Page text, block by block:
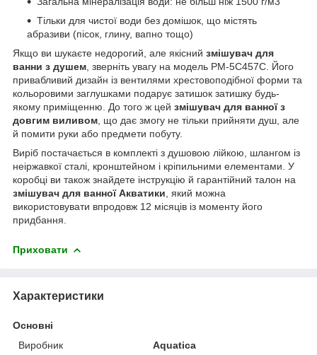
Тільки для чистої води без домішок, що містять
абразиви (пісок, глину, вапно тощо)
Якщо ви шукаєте недорогий, але якісний змішувач для
ванни з душем , зверніть увагу на модель PM-5C457C. Його
привабливий дизайн із вентилями хрестовоподібної форми та
кольоровими заглушками подарує затишок затишку будь-
якому приміщенню. До того ж цей змішувач для ванної з
довгим виливом , що дає змогу не тільки прийняти душ, але
й помити руки або предмети побуту.
Виріб постачається в комплекті з душовою лійкою, шлангом із
неіржавкої сталі, кронштейном і кріпильними елементами. У
коробці ви також знайдете інструкцію й гарантійний талон на
змішувач для ванної Акватики , який можна
використовувати впродовж 12 місяців із моменту його
придбання.
Приховати
Характеристики
Основні
Виробник
Aquatica